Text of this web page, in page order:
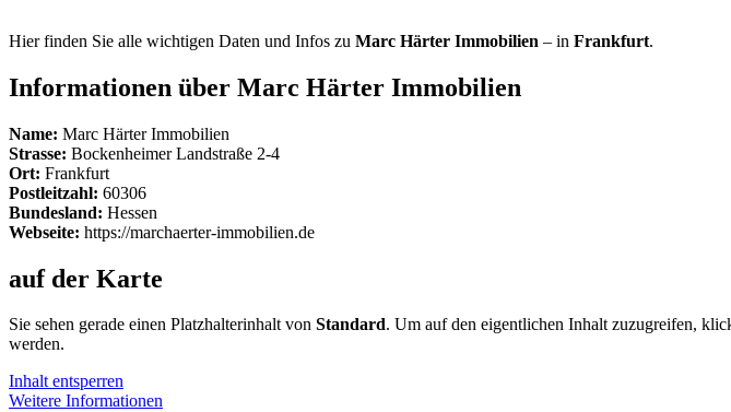
Hier finden Sie alle wichtigen Daten und Infos zu Marc Härter Immobilien – in Frankfurt.
Informationen über Marc Härter Immobilien
Name: Marc Härter Immobilien
Strasse: Bockenheimer Landstraße 2-4
Ort: Frankfurt
Postleitzahl: 60306
Bundesland: Hessen
Webseite: https://marchaerter-immobilien.de
auf der Karte
Sie sehen gerade einen Platzhalterinhalt von Standard. Um auf den eigentlichen Inhalt zuzugreifen,
werden.
Inhalt entsperren
Weitere Informationen